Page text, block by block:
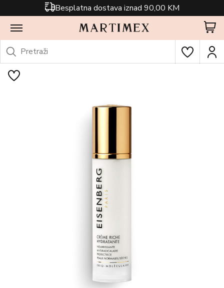
Besplatna dostava iznad 90,00 KM